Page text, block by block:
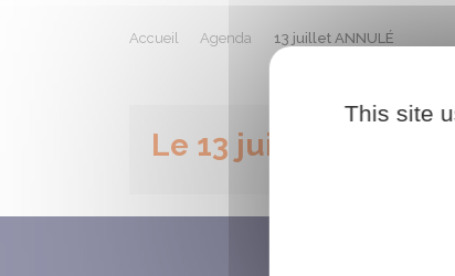
Accueil Agenda 13 juillet ANNULÉ
Le 13 juillet 2026
This site